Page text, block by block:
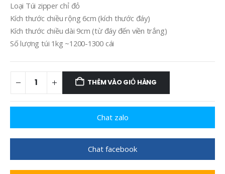
Loại Túi zipper chỉ đỏ
Kích thước chiều rộng 6cm (kích thước đáy)
Kích thước chiều dài 9cm (từ đáy đến viền trắng)
Số lượng túi 1kg ~1200-1300 cái
THÊM VÀO GIỎ HÀNG
Chat zalo
Chat facebook